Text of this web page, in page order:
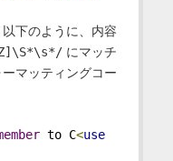
下のように、内容
にマッチ
マッティングコー
to C<use